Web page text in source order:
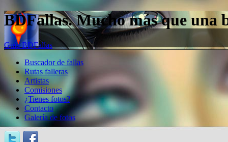
BDFallas. Mucho más que una
Guía BDFallas
Buscador de fallas
Rutas falleras
Artistas
Comisiones
¿Tienes fotos?
Contacto
Galería de fotos